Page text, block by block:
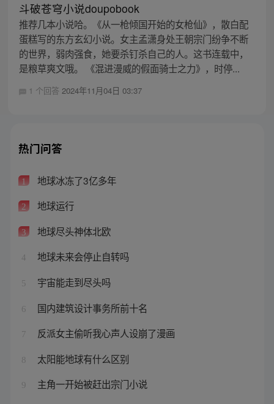
斗破苍穹小说doupobook
推荐几本小说哈。《从一枪倾国开始的女枪仙》，散白配
蛋糕写的东方玄幻小说。女主孟潇身处王朝宗门纷争不断
的世界，弱肉强食，她要杀钉杀自己的人。这书连载中，
是粮草爽文哦。 《混进漫威的假面骑士之力》，时停...
1 个回答 2024年11月04日 03:37
热门问答
1 地球冰冻了3亿多年
2 地球运行
3 地球尽头神体北欧
4 地球未来会停止自转吗
5 宇宙能走到尽头吗
6 国内建筑设计事务所前十名
7 反派女主偷听我心声人设崩了漫画
8 太阳能地球有什么区别
9 主角一开始被赶出宗门小说